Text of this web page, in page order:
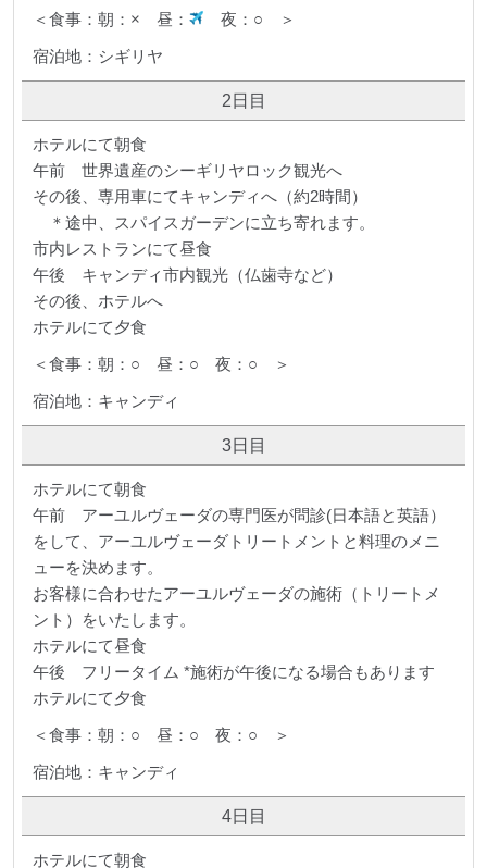
＜食事：朝：× 昼：
夜：○ ＞
宿泊地：シギリヤ
2日目
ホテルにて朝食
午前 世界遺産のシーギリヤロック観光へ
その後、専用車にてキャンディへ（約2時間）
＊途中、スパイスガーデンに立ち寄れます。
市内レストランにて昼食
午後 キャンディ市内観光（仏歯寺など）
その後、ホテルへ
ホテルにて夕食
＜食事：朝：○ 昼：○ 夜：○ ＞
宿泊地：キャンディ
3日目
ホテルにて朝食
午前 アーユルヴェーダの専門医が問診(日本語と英語）
をして、アーユルヴェーダトリートメントと料理のメニ
ューを決めます。
お客様に合わせたアーユルヴェーダの施術（トリートメ
ント）をいたします。
ホテルにて昼食
午後 フリータイム *施術が午後になる場合もあります
ホテルにて夕食
＜食事：朝：○ 昼：○ 夜：○ ＞
宿泊地：キャンディ
4日目
ホテルにて朝食